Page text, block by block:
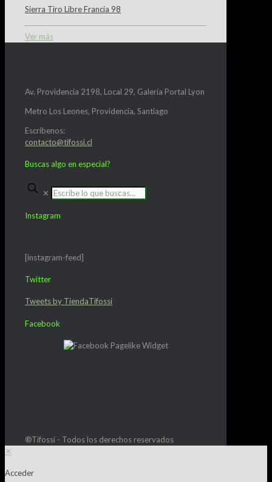
Sierra Tiro Libre Francia 98
Ver más
Av. Providencia 2198, Local 29, Galería Portal Lyon
Metro Los Leones, Providencia, Santiago
Escríbenos:
contacto@tifossi.cl
Buscas algo en especial?
✕
Instagram
[instagram-feed]
Twitter
Tweets by TiendaTifossi
Facebook
®Tifossi - Todos los derechos reservados
✕
Acceder